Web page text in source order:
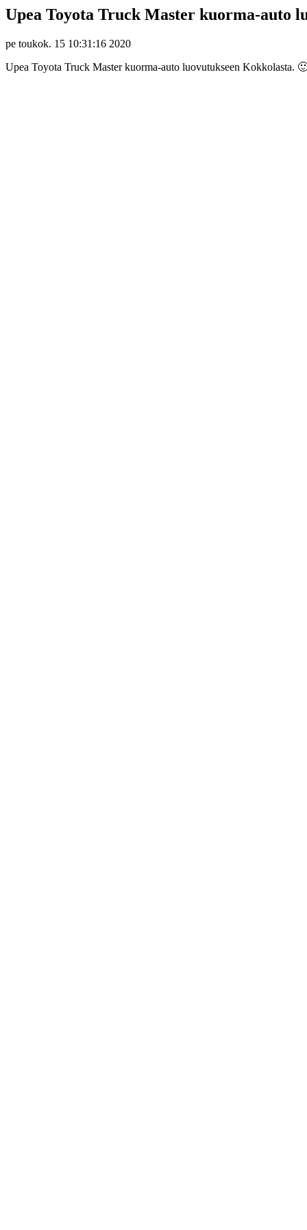
Upea Toyota Truck Master kuorma-auto
pe toukok. 15 10:31:16 2020
Upea Toyota Truck Master kuorma-auto luovutukseen Kokkolasta.